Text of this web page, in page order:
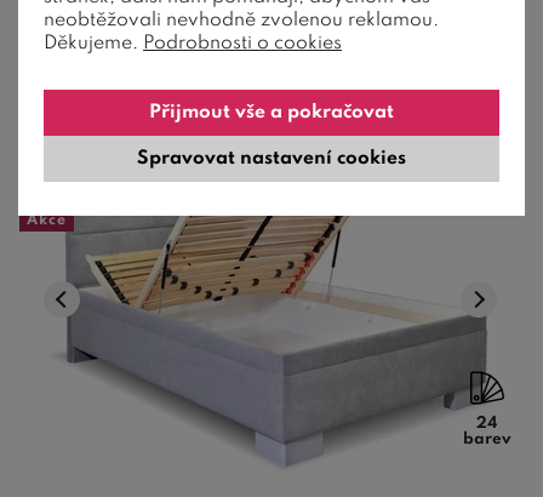
Skladem poslední 2 ks
Akce
24
barev
neobtěžovali nevhodně zvolenou reklamou.
Děkujeme. Podrobnosti o cookies
Spravovat nastavení cookies
Přijmout vše a pokračovat